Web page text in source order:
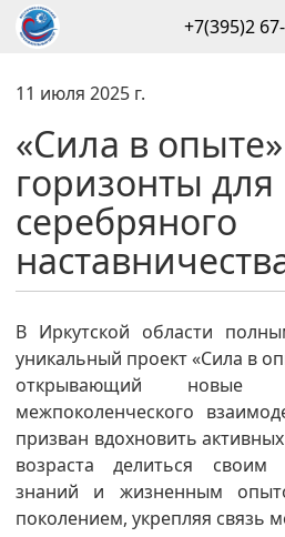
11 июля 2025 г.
«Сила в
горизонты для
серебряного
В Иркутской области
уникальный проект «Сила в
открывающий новые
межпоколенческого
призван вдохновить
возраста делиться
знаний и жизненным
поколением, укрепляя связь
+7(395)2